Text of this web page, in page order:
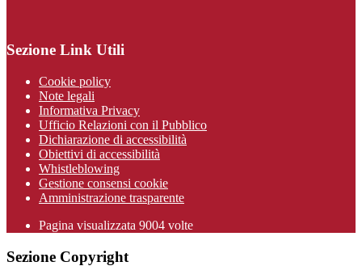
Sezione Link Utili
Cookie policy
Note legali
Informativa Privacy
Ufficio Relazioni con il Pubblico
Dichiarazione di accessibilità
Obiettivi di accessibilità
Whistleblowing
Gestione consensi cookie
Amministrazione trasparente
Pagina visualizzata 9004 volte
Sezione Copyright